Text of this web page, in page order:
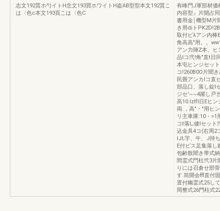
志文192貰ホ勺イトH念文193買ホワイトH盗AB型型本文192貰こ
は〈色c本文193頁こは〈色C
有峰門J軍部材価
内容型』片開占
書用金￨機型M片
き用diト
取付ピλアン内棒
角高高"用。。
アン力陣Z本、
品lコ弐!角"直t日
本屯ヒンジセッ
コ!260B0O片聞
民畳アンカlコ直
部品口、落し錠l
ジセ'~~4躍し戸
高10.IzlfI日Eヒン
両.，高"・"用ヒ
リ主車庫:10・>1
コt落L;健lセット
込金具4コ(右周2
IJI;字、午、J持
E付ピス足集落
包齢散聞き帯式
間霊式門柱弐3片
りには召倉せ部
す.筒開会ffl直付
置付幽霊式25し
岡整式26門柱式